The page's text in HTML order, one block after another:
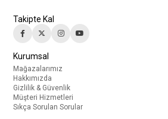
Takipte Kal
Kurumsal
Mağazalarımız
Hakkımızda
Gizlilik & Güvenlik
Müşteri Hizmetleri
Sıkça Sorulan Sorular